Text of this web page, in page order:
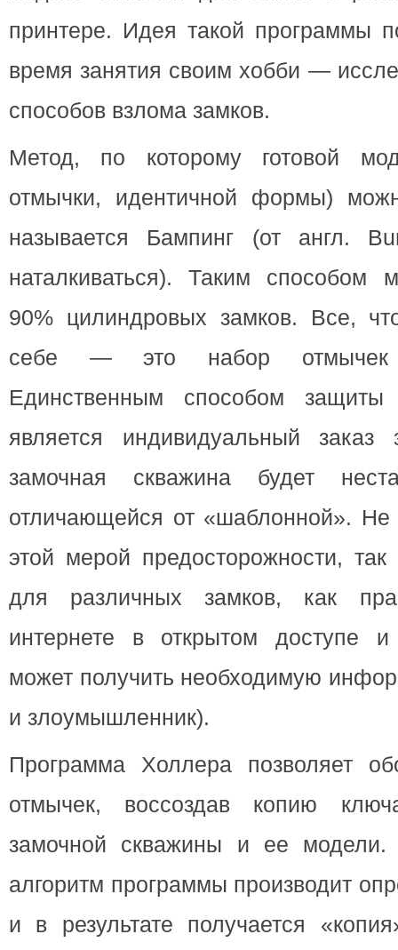
принтере. Идея такой программы
время занятия своим хобби —
способов взлома замков.
Метод, по которому готовой
отмычки, идентичной формы)
называется Бампинг (от англ.
наталкиваться). Таким способом
90% цилиндровых замков. Все,
себе — это набор
Единственным способом защиты
является индивидуальный заказ
замочная скважина будет
отличающейся от «шаблонной». Не
этой мерой предосторожности,
для различных замков, как
интернете в открытом доступе
может получить необходимую
и злоумышленник).
Программа Холлера позволяет
отмычек, воссоздав копию
замочной скважины и ее
алгоритм программы производит
и в результате получается